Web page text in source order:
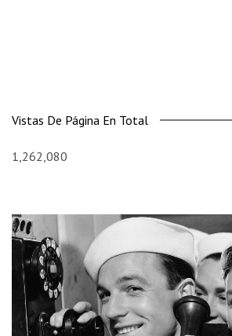
Vistas De Página En Total
1,262,080